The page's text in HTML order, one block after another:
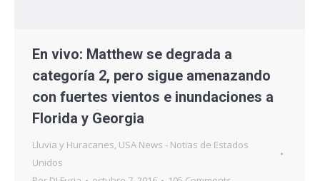
En vivo: Matthew se degrada a
categoría 2, pero sigue amenazando
con fuertes vientos e inundaciones a
Florida y Georgia
Lluvia y Huracanes, USA News - Notias de Estados
Unidos